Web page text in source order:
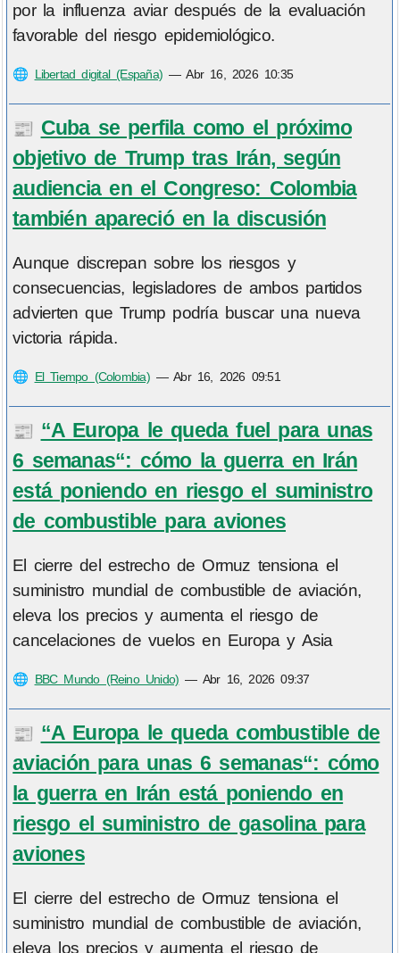
por la influenza aviar después de la evaluación
favorable del riesgo epidemiológico.
🌐 Libertad digital (España) —Abr 16, 2026 10:35
📰 Cuba se perfila como el próximo
objetivo de Trump tras Irán, según
audiencia en el Congreso: Colombia
también apareció en la discusión
Aunque discrepan sobre los riesgos y
consecuencias, legisladores de ambos partidos
advierten que Trump podría buscar una nueva
victoria rápida.
🌐 El Tiempo (Colombia)—Abr 16, 2026 09:51
📰 “A Europa le queda fuel para unas
6 semanas“: cómo la guerra en Irán
está poniendo en riesgo el suministro
de combustible para aviones
El cierre del estrecho de Ormuz tensiona el
suministro mundial de combustible de aviación,
eleva los precios y aumenta el riesgo de
cancelaciones de vuelos en Europa y Asia
🌐 BBC Mundo (Reino Unido) — Abr 16, 2026 09:37
📰 “A Europa le queda combustible de
aviación para unas 6 semanas“: cómo
la guerra en Irán está poniendo en
riesgo el suministro de gasolina para
aviones
El cierre del estrecho de Ormuz tensiona el
suministro mundial de combustible de aviación,
eleva los precios y aumenta el riesgo de